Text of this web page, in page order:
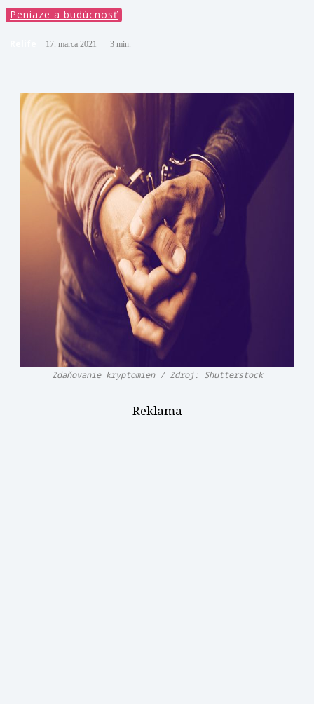
Peniaze a budúcnosť
17. marca 2021 3 min.
Zdaňovanie kryptomien / Zdroj: Shutterstock
- Reklama -